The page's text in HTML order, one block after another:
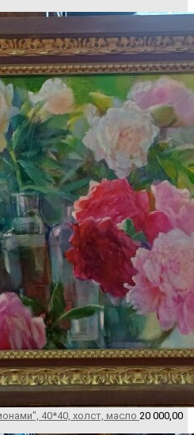
40*40, холст, масло 20 000,00